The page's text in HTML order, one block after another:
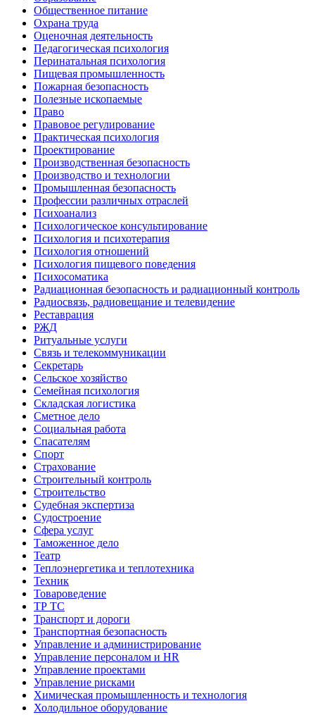
Общественное питание
Охрана труда
Оценочная деятельность
Педагогическая психология
Перинатальная психология
Пищевая промышленность
Пожарная безопасность
Полезные ископаемые
Право
Правовое регулирование
Практическая психология
Проектирование
Производственная безопасность
Производство и технологии
Промышленная безопасность
Профессии различных отраслей
Психоанализ
Психологическое консультирование
Психология и психотерапия
Психология отношений
Психология пищевого поведения
Психосоматика
Радиационная безопасность и радиационный контроль
Радиосвязь, радиовещание и телевидение
Реставрация
РЖД
Ритуальные услуги
Связь и телекоммуникации
Секретарь
Сельское хозяйство
Семейная психология
Складская логистика
Сметное дело
Социальная работа
Спасателям
Спорт
Страхование
Строительный контроль
Строительство
Судебная экспертиза
Судостроение
Сфера услуг
Таможенное дело
Театр
Теплоэнергетика и теплотехника
Техник
Товароведение
ТР ТС
Транспорт и дороги
Транспортная безопасность
Управление и администрирование
Управление персоналом и HR
Управление проектами
Управление рисками
Химическая промышленность и технология
Холодильное оборудование